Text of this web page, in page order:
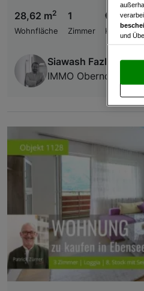
28,62 m2
Wohnfläche
1
Zimmer
€
Kaufpreis
Siawash Fazlali, MSc
IMMO Oberndorfer
und
und
Zugriff
und